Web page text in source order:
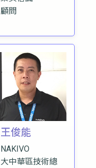
顧問
王俊能
NAKIVO
大中華區技術總